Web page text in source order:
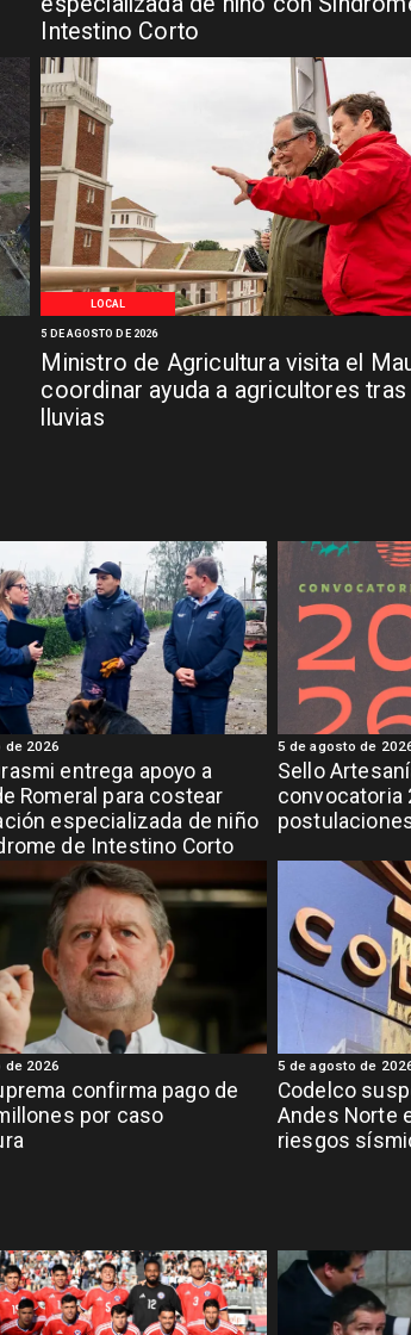
Intestino Corto
LOCAL
Ministro de Agricultura visita el
coordinar ayuda a agricultores tras
lluvias
5 DE AGOSTO DE 2026
entrega apoyo a
Romeral para costear
especializada de niño
de Intestino Corto
de 2026
Sello
convocatoria
5 de agosto de
confirma pago de
por caso
de 2026
Codelco
Andes Norte
riesgos
5 de agosto de